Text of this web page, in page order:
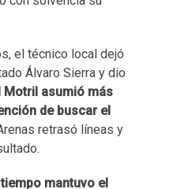
el técnico local dejó
Álvaro Sierra y dio
Motril asumió más
de buscar el
retrasó líneas y
mantuvo el